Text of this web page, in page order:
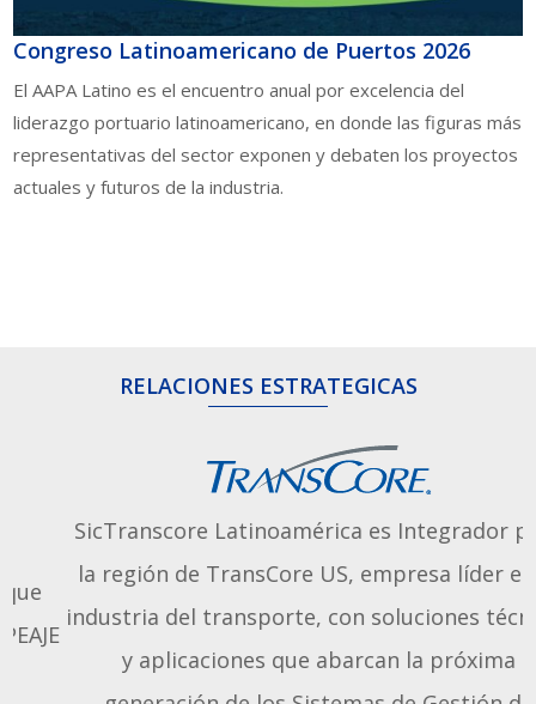
Congreso Latinoamericano de Puertos 2026
El AAPA Latino es el encuentro anual por excelencia del
liderazgo portuario latinoamericano, en donde las figuras más
representativas del sector exponen y debaten los proyectos
actuales y futuros de la industria.
RELACIONES ESTRATEGICAS
SicTranscore Latinoamérica es Integrador para
la región de TransCore US, empresa líder en la
industria del transporte, con soluciones técnicas
y aplicaciones que abarcan la próxima